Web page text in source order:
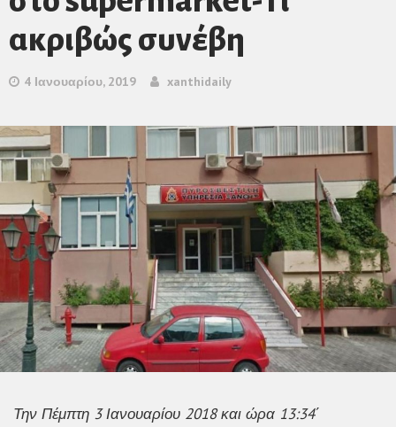
ακριβώς συνέβη
4 Ιανουαρίου, 2019 xanthidaily
Την Πέμπτη 3 Ιανουαρίου 2018 και ώρα 13:34΄